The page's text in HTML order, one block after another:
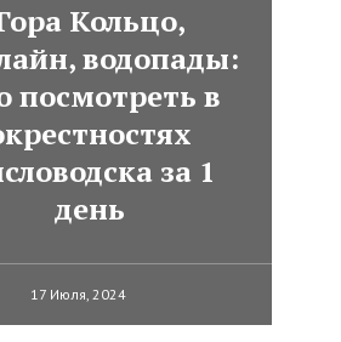
Кольцо,
водопады:
посмотреть в
за 1
день
17 Июля, 2024